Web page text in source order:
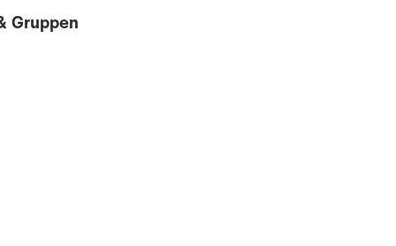
Gruppen